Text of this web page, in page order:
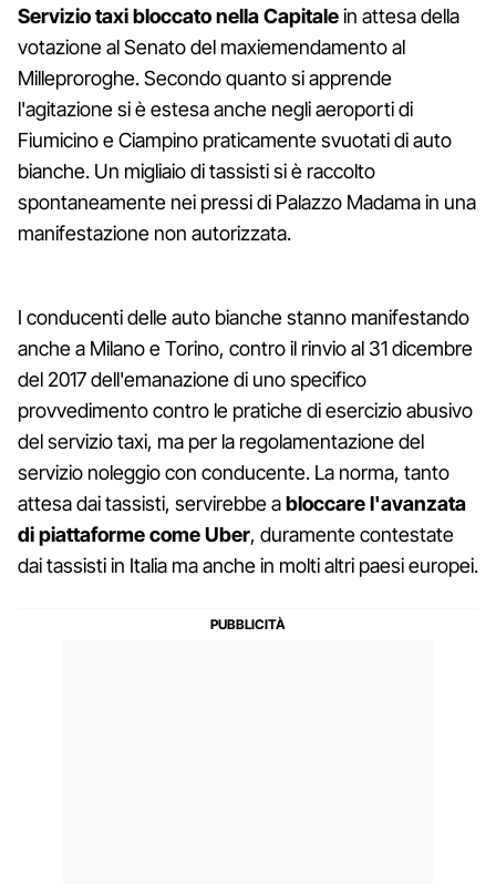
Servizio taxi bloccato nella Capitalein attesa della
votazione al Senato del maxiemendamento al
Milleproroghe. Secondo quanto si apprende
l'agitazione si è estesa anche negli aeroporti di
Fiumicino e Ciampino praticamente svuotati di auto
bianche. Un migliaio di tassisti si è raccolto
spontaneamente nei pressi di Palazzo Madama in una
manifestazione non autorizzata.
I conducenti delle auto bianche stanno manifestando
anche a Milano e Torino, contro il rinvio al 31 dicembre
del 2017 dell'emanazione di uno specifico
provvedimento contro le pratiche di esercizio abusivo
del servizio taxi, ma per la regolamentazione del
servizio noleggio con conducente. La norma, tanto
attesa dai tassisti, servirebbe abloccare l'avanzata
di piattaforme come Uber, duramente contestate
dai tassisti in Italia ma anche in molti altri paesi europei.